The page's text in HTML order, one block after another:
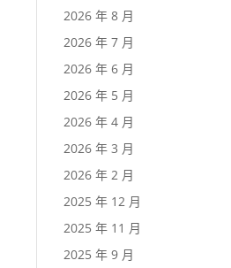
2026 年 8 月
2026 年 7 月
2026 年 6 月
2026 年 5 月
2026 年 4 月
2026 年 3 月
2026 年 2 月
2025 年 12 月
2025 年 11 月
2025 年 9 月